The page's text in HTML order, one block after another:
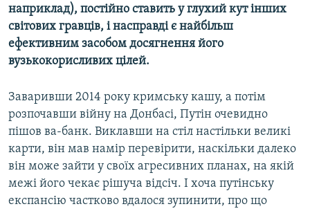
наприклад), постійно ставить у глухий кут інших
світових гравців, i насправді є найбільш
ефективним засобом досягнення його
вузькокорисливих цілей.
Заваривши 2014 року кримську кашу, а потім
розпочавши війну на Донбасі, Путін очевидно
пішов ва-банк. Виклавши на стіл настільки великі
карти, він мав намір перевірити, наскільки далеко
він може зайти у своїх агресивних планах, на якiй
межі його чекає рішуча відсіч. І хоча путінську
експансію частково вдалося зупинити, про що